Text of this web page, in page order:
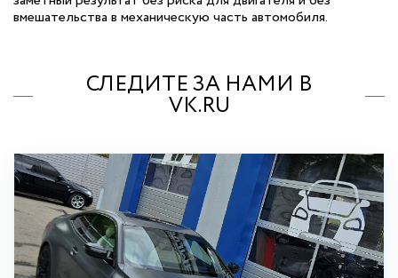
вмешательства в механическую часть автомобиля.
СЛЕДИТЕ ЗА НАМИ В
VK.RU